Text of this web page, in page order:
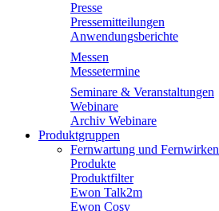
Presse
Pressemitteilungen
Anwendungsberichte
Messen
Messetermine
Seminare & Veranstaltungen
Webinare
Archiv Webinare
Produktgruppen
Fernwartung und Fernwirken
Produkte
Produktfilter
Ewon Talk2m
Ewon Cosy